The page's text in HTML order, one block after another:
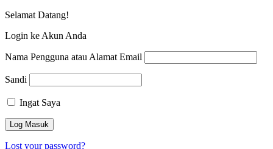
Selamat Datang!
Login ke Akun Anda
Nama Pengguna atau Alamat Email
Sandi
Ingat Saya
Lost your password?